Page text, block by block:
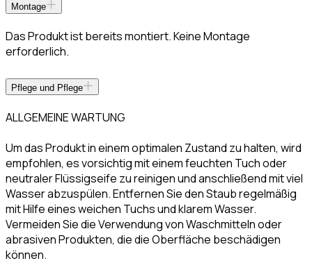
Montage
Das Produkt ist bereits montiert. Keine Montage
erforderlich.
Pflege und Pflege
ALLGEMEINE WARTUNG
Um das Produkt in einem optimalen Zustand zu halten, wird
empfohlen, es vorsichtig mit einem feuchten Tuch oder
neutraler Flüssigseife zu reinigen und anschließend mit viel
Wasser abzuspülen. Entfernen Sie den Staub regelmäßig
mit Hilfe eines weichen Tuchs und klarem Wasser.
Vermeiden Sie die Verwendung von Waschmitteln oder
abrasiven Produkten, die die Oberfläche beschädigen
können.